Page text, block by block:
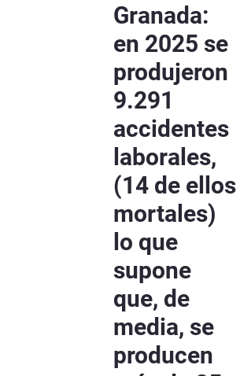
Granada:
en 2025 se
produjeron
9.291
accidentes
laborales,
(14 de ellos
mortales)
lo que
supone
que, de
media, se
producen